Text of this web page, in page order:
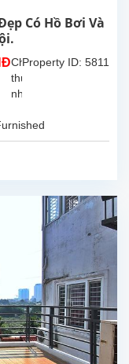
rộng,...
Có Hồ Bơi Và
Property ID: 5811
Cho
thuê
nhà
phòng
ngủ
và
sân
vườn
rộng
tại